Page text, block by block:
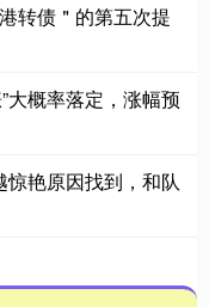
转债＂的第五次提
大概率落定，涨幅预
艳原因找到，和队